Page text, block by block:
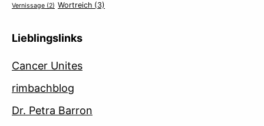
Vernissage (2) Wortreich (3)
Lieblingslinks
Cancer Unites
rimbachblog
Dr. Petra Barron